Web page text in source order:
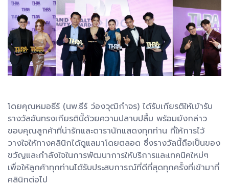
โดยคุณหมอธีร์ (นพ.ธีร์ ว่องวุฒิกำจร) ได้รับเกียรติให้เข้ารับ
รางวัลอันทรงเกียรตินี้ด้วยความปลาบปลื้ม พร้อมยังกล่าว
ขอบคุณลูกค้าที่น่ารักและดารานักแสดงทุกท่าน ที่ให้การไว้
วางใจให้ทางคลินิกได้ดูแลมาโดยตลอด ซึ่งรางวัลนี้ถือเป็นของ
ขวัญและกำลังใจในการพัฒนาการให้บริการและเทคนิคใหม่ๆ
เพื่อให้ลูกค้าทุกท่านได้รับประสบการณ์ที่ดีที่สุดทุกครั้งที่เข้ามาที่
คลินิกต่อไป